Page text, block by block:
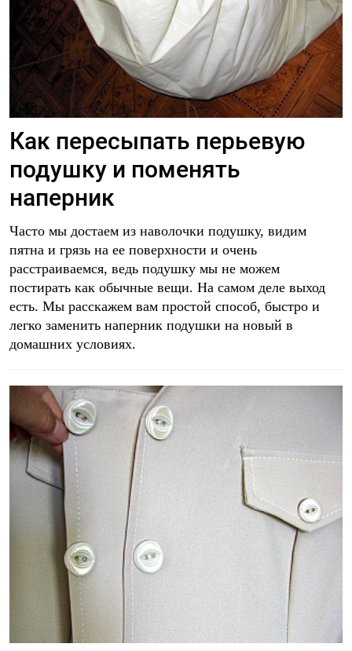
Как пересыпать перьевую
подушку и поменять
наперник
Часто мы достаем из наволочки подушку, видим
пятна и грязь на ее поверхности и очень
расстраиваемся, ведь подушку мы не можем
постирать как обычные вещи. На самом деле выход
есть. Мы расскажем вам простой способ, быстро и
легко заменить наперник подушки на новый в
домашних условиях.